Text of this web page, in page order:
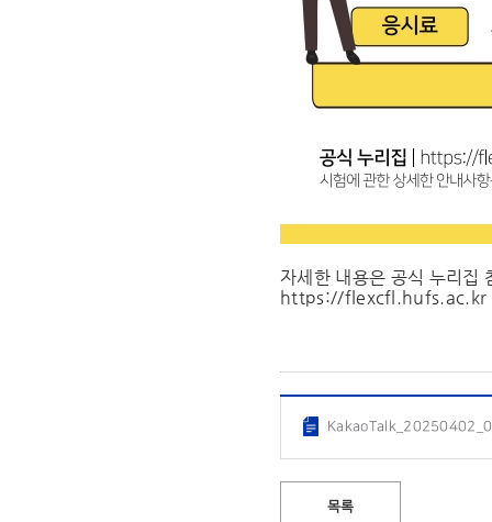
자세한 내용은 공식 누리집
https://flexcfl.hufs.ac.kr
목록